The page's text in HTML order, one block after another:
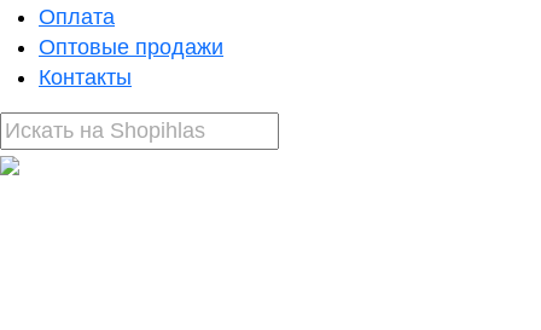
Оплата
Оптовые продажи
Контакты